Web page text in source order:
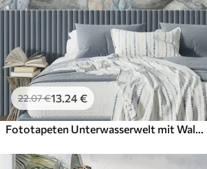
22.07€13.24€
Fototapeten Unterwasserwelt mit Walen, Tintenfischen und Schildkröten